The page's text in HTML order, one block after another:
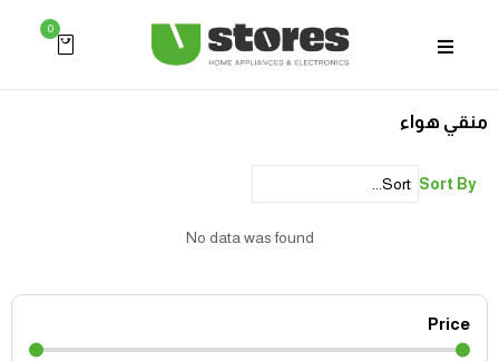
0
منقي هواء
Price
Sort By
No data was found